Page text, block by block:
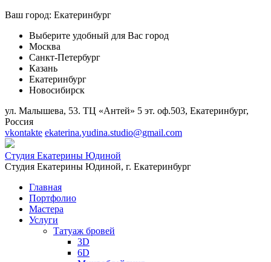
Ваш город: Екатеринбург
Выберите удобный для Вас город
Москва
Санкт-Петербург
Казань
Екатеринбург
Новосибирск
ул. Малышева, 53. ТЦ «Антей» 5 эт. оф.503, Екатеринбург,
Россия
vkontakte ekaterina.yudina.studio@gmail.com
Студия Екатерины Юдиной
Студия Екатерины Юдиной, г. Екатеринбург
Главная
Портфолио
Мастера
Услуги
Татуаж бровей
3D
6D